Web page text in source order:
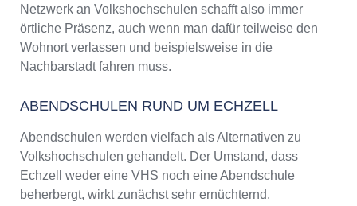
Netzwerk an Volkshochschulen schafft also immer
örtliche Präsenz, auch wenn man dafür teilweise den
Wohnort verlassen und beispielsweise in die
Nachbarstadt fahren muss.
ABENDSCHULEN RUND UM ECHZELL
Abendschulen werden vielfach als Alternativen zu
Volkshochschulen gehandelt. Der Umstand, dass
Echzell weder eine VHS noch eine Abendschule
beherbergt, wirkt zunächst sehr ernüchternd.